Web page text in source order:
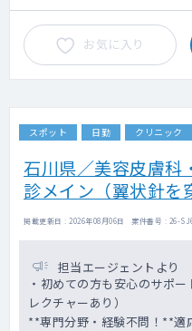
お気に入り
スポット 日勤 クリニック
石川県／美容皮膚科
診メイン（翼状針を
掲載更新日 : 2026年08月06日 案件番号 : 26-
担当エージェントより
・初めての方も安心のサポ
レクチャーあり）
**専門分野・経験不問！**適